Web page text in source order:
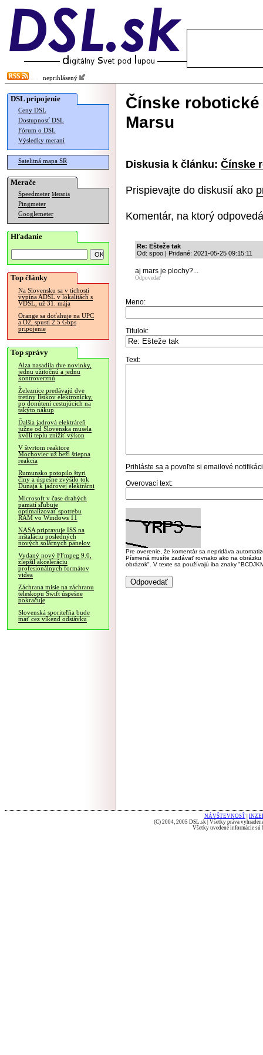
neprihlásený
DSL pripojenie
Ceny DSL
Dostupnosť DSL
Fórum o DSL
Výsledky meraní
Satelitná mapa SR
Merače
Speedmeter Merania
Pingmeter
Googlemeter
Hľadanie
Top články
Na Slovensku sa v tichosti
vypína ADSL v lokalitách s
VDSL, už 31. mája
Orange sa doťahuje na UPC
a O2, spustí 2.5 Gbps
pripojenie
Top správy
Alza nasadila dve novinky,
jednu užitočnú a jednu
kontroverznú
Železnice predávajú dve
tretiny lístkov elektronicky,
po donútení cestujúcich na
takýto nákup
Ďalšia jadrová elektráreň
južne od Slovenska musela
kvôli teplu znížiť výkon
V štvrtom reaktore
Mochoviec už beží štiepna
reakcia
Rumunsko potopilo štyri
člny a úspešne zvýšilo tok
Dunaja k jadrovej elektrárni
Microsoft v čase drahých
pamätí sľubuje
optimalizovať spotrebu
RAM vo Windows 11
NASA pripravuje ISS na
inštaláciu posledných
nových solárnych panelov
Vydaný nový FFmpeg 9.0,
zlepšil akceleráciu
profesionálnych formátov
videa
Záchrana misie na záchranu
teleskopu Swift úspešne
pokračuje
Slovenská sporiteľňa bude
mať cez víkend odstávku
Čínske
Marsu
Diskusia k článku: Čínske
Prispievajte do diskusií ako
Komentár, na ktorý
Re: Ešteže tak
Od: spoo | Pridané: 2021-05-25 09:15:11
aj mars je plochy?...
Odpovedať
Meno:
Titulok:
Text:
Prihláste sa a povoľte si emailové
Overovací text:
Pre overenie, že komentár sa nepridáva
Písmená musíte zadávať rovnako ako na
obrázok". V texte sa používajú iba znaky
NÁVŠTEVNOSŤ
(C) 2004, 2005 DSL.sk | Všetky práva
Všetky uvedené informácie sú